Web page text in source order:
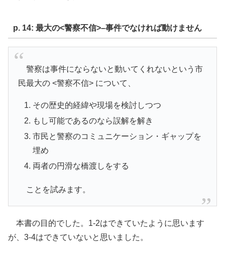
p. 14: 最大の<警察不信>–事件でなければ動けません
警察は事件にならないと動いてくれないという市
民最大の <警察不信> について、
その歴史的経緯や現場を検討しつつ
もし可能であるのなら誤解を解き
市民と警察のコミュニケーション・ギャップを
埋め
両者の円滑な橋渡しをする
ことを試みます。
本書の目的でした。1-2はできていたように思います
が、3-4はできていないと思いました。